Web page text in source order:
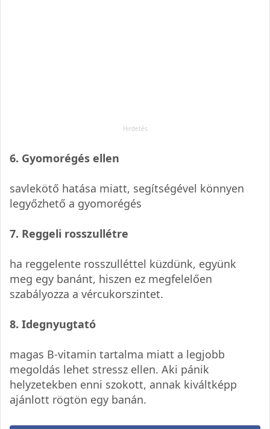
6. Gyomorégés ellen
savlekötő hatása miatt, segítségével könnyen
legyőzhető a gyomorégés
7. Reggeli rosszullétre
ha reggelente rosszulléttel küzdünk, együnk
meg egy banánt, hiszen ez megfelelően
szabályozza a vércukorszintet.
8. Idegnyugtató
magas B-vitamin tartalma miatt a legjobb
megoldás lehet stressz ellen. Aki pánik
helyzetekben enni szokott, annak kiváltképp
ajánlott rögtön egy banán.